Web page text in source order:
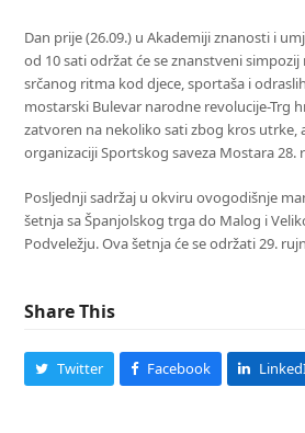
Dan prije (26.09.) u Akademiji znanosti i
od 10 sati održat će se znanstveni simpozij
srčanog ritma kod djece, sportaša i
mostarski Bulevar narodne revolucije-Trg
zatvoren na nekoliko sati zbog kros utrke,
organizaciji Sportskog saveza Mostara 28.
Posljednji sadržaj u okviru ovogodišnje
šetnja sa Španjolskog trga do Malog i
Podveležju. Ova šetnja će se održati 29.
Share This
Twitter Facebook